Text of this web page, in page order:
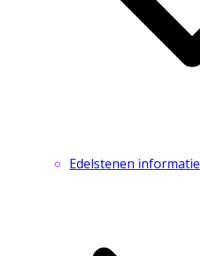
Edelstenen informatie